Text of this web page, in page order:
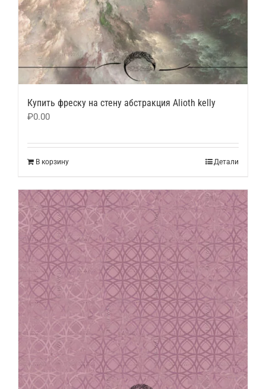
Купить фреску на стену абстракция Alioth kelly
₽0.00
В корзину Детали